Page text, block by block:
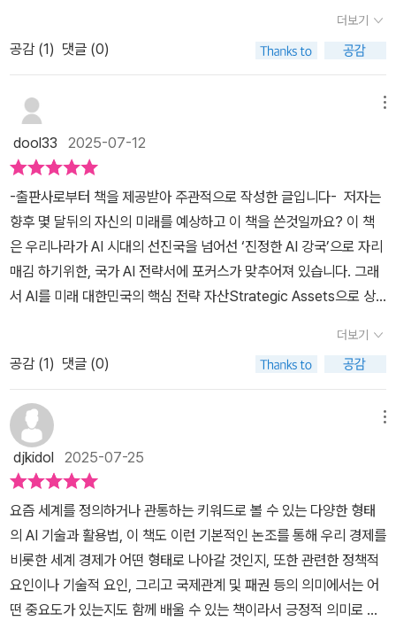
다.그럼 AGI가 개발 완료되는 순간 어떤 변화가 생기는 걸까? 현재로
서는 누구도 장담할 수는 없다. 하지만 많은 사람들이 한목소리로 말
하길, '인간의 노동'이 더는 필요치 않는 세상이 될 것이라고 전망한
다. 이를 두고 '다크 팩토리'로 부르고 있다. 말 그대로 '불 꺼진 공
장'이란 얘긴데, 인공지능 로봇이 생산공장 라인에 깔리게 되면 '인간
의 노동'을 완전히 대체하게 될 것이고, 인간이 없는 공장이므로 환하
게 불을 켜둘 필요도 없게 된 셈이다. 그것도 24시간 풀가동을 하는
데도 말이다. 그런데 여기서 문제가 발생한다. 인간의 노동을 '인공지
능 로봇'이 대체하게 되면, 기업은 '생산량'이 비약적으로 늘고, 그로
인한 다량의 상품 판매로 인해, 엄청난 수익을 얻게 될 것 같지만, 노
동에서 배제된 인간은 '임금(월급)'을 받지 못한 실업자로 전락하고
말테니, 상품을 살 여력이 없어서 경제는 폭망하게 될 것이기 때문이
수익을 얻는 경우라도 마찬가지다. 뒤쳐진 나라에서 '상품 경쟁력'에
서 밀린 '자국 상품'이 팔리지 않을테니, 후진국의 경제가 급속도로 위
축될 것이며, 그로 인해 상품구매력도 현저히 낮아져서 심각한 무역
불균형으로 인한 세계경제가 폭망하게 되는 시나리오는 어렵지 않게
예측할 수 있기 때문이다.이런 문제를 보완하기 위해서 '로봇세' 같은
것을 법률로 보장하고, 노동하지 않는 인간에게도 공평하게 '기본소
득' 같은 명목으로 지급을 하게 되면 문제는 어렵지 않게 해결될 것이
라고 말하는 이들도 있다. 그런데 정말 그럴까? 그 기본소득이라는
것이 풍족하게 주어질 리 만무하며, 딱 굶어죽지 않을 정도로 줄 것이
뻔하고, 삶의 질은 현저히 낮아져서 '우울, 자살' 등과 같은 일들이 더
욱 빈번해질 것이며, 이에 참지 못한 이들이 '시위, 폭동'을 대규모로
일으켜서 우리가 사는 사회는 정말이지 지옥과 다를 바가 없게 될 것
제'라며, 우리나라가 지금 어떤 결정을 하느냐에 따라 10년 뒤의 기술
주권이 달라질 것이라고 강조했다.『AI 전쟁 2.0』은 미국, 중국, EU,
고, 이에 대응하기 위한 인재 전략, 데이터 인프라 구축, 디지털혁신부
신설, 국방 AI 전환 등 다양한 국정 과제를 제안한다.또한, 오픈소스
생태계와 생성형 AI 에이전트, 온디바이스 AI 등 최신 기술 동향도 함
께 다뤄, 빅테크 기업의 전략과 AI 기술의 향후 진화를 함께 조망할 수
있도록 구성되어 있어 관련 기술 변화의 흐름을 짚어볼 수 있다.무엇
보다 이 책은 '실행 가능성'에 무게 중심을 두고 있다. AI 도입을 위한
정책 목록과 우선순위, 관련 부처 간 협업 방안 등이 실제 로드맵 형태
로 제시되어 있다. 따라서 단지 AI의 흐름을 아는 데 그치는 차원에서
저자들은 'AI는 핵무기 이상으로 강력한 미래 무기이며, 이를 갖춘 국
가는 새로운 패권 국가가 된다'고 강조한 바 있다. 즉, '기술을 아는' 것
을 넘어 이제 '전략으로 만드는' 단계로 나아가야 할 시점이라는 것이
다.『AI 전쟁 2.0』은 정부 정책 입안자, 기업의 전략기획 담당자, 기술
기반 스타트업 창업자는 물론, AI 시대의 국가 생존 전략에 관심 있는
일반 독자들에게도 유의미한 통찰을 제공한다.* 출처 : 박기자의 끌
리는 이야기, 책끌
다. 낮이 되면 너무나 무더운 날씨가 이어지고 있습니다. 이럴 때일수
록 더위 먹지 않게 건강에 최대한 유의해 주시기 바랍니다. 인공지능
에 대한 세계 경쟁의 실체에 대한 제대로 된 파악과 이해로 대한민국
의 인공지능과 관련된 전략에 대해서 제대로 이해하는 시간을 마련하
이지만 지난 3년간은 대한민국에 있어서 마치 암흑과도 같은 시절을
보냈다고 생각이 됩니다. 특히 권모술수 및 편법에 능한 세력이 지배
해 왔기 때문에 인공지능의 발달을 이끌어 내기라는 것은 생각 이상
으로 어려웠다고 생각합니다. 새 정부가 들어선지 한 달이 지났습니
다만 아직도 권모술수의 그림자가 짙게 남아있는 것도 사실이지만 다
음주 부터는 어느 정도 안정화 될 것으로 여겨집니다. 더구나 새 정부
에서는 AI 산업에 대해서 많은 고민을 하고 있다고 하니 다음주부터
본격화될 인공지능 정책에 기대가 크다고 할 수 있겠습니다. 인공지
능의 세계 전쟁이 정말 치열해지고 있습니다. 앞서 도서소개에서도
국과 중국의 2파전이 아닌가라는 말이 나오고 있을 정도입니다. 미국
은 중국을 견제하려고 하고 있고 여기에 일부 극우세력이 나서고는
있습니다만 중국의 인공지능 성장을 막기에는 역부족으로 보입니다.
이런 상황이라면 대한민국은 인공지능에 대해서 어떤 포지션을 가져
야 할 지 이 부분이 제일 궁금했습니다. 현재 인공지능 시장은 전쟁이
라고 표현해도 무방할 것입니다. 일전에 소개해 드린 책의 영어 이름
과 지금 소개해 드리는 책 이름이 거의 비슷합니다. 이번 포스팅에서
소개할 책은 말 그대로 인공지능에 대해서 살펴보는 '인공지능이란
무엇인가?' 에 대해서 이해하는 책인 AI 전쟁 2.0 입니다. 이 책의 저
더보기
공감 (1) 댓글 (0)
dool33 2025-07-12
-출판사로부터 책을 제공받아 주관적으로 작성한 글입니다- 저자는
향후 몇 달뒤의 자신의 미래를 예상하고 이 책을 쓴것일까요? 이 책
은 우리나라가 AI 시대의 선진국을 넘어선 ‘진정한 AI 강국’으로 자리
매김 하기위한, 국가 AI 전략서에 포커스가 맞추어져 있습니다. 그래
서 AI를 미래 대한민국의 핵심 전략 자산Strategic Assets으로 상
국가와 기업의 트랜드를 이해하고 국가전략 차원에서 정부, 민간, 학
계가 긴 호흡으로 논의하고, 단기적으로는 새 정부의 아젠다를 제공
하고 더 나아가 중장기적(향후 20년 앞을 내다본)인 경쟁력을 확보
를 위한 마중물이 되는 기반 자료가 되고 있다는 점이라 생각됩니다.
책의 근간이 되는 접근방법은 AI 세계전쟁에 있어 우리나라의 과거-
현재-미래라는 시계열적인 흐름속에서 지금의 상황을 분석하고 이에
대한 향후 방향성을 통찰력있게 제시하는 주제의 중요성과 심각성을
감안한 전형적인 “생존을 위한 미래전략보고서”의 특징을 가지고 있
습니다. 책의 주요내용은 총 5장으로 구성되어 있는데, 마지막 “5장
AI 전쟁 시대, 한국의 승부수는?”인 정책 방향을 제시하기위해 1장부
터 4장까지는 거시적인 환경부터 미시적인 부문까지 전개해 나가고
더보기
공감 (1) 댓글 (0)
djkidol 2025-07-25
요즘 세계를 정의하거나 관통하는 키워드로 볼 수 있는 다양한 형태
의 AI 기술과 활용법, 이 책도 이런 기본적인 논조를 통해 우리 경제를
비롯한 세계 경제가 어떤 형태로 나아갈 것인지, 또한 관련한 정책적
요인이나 기술적 요인, 그리고 국제관계 및 패권 등의 의미에서는 어
떤 중요도가 있는지도 함께 배울 수 있는 책이라서 긍정적 의미로 다